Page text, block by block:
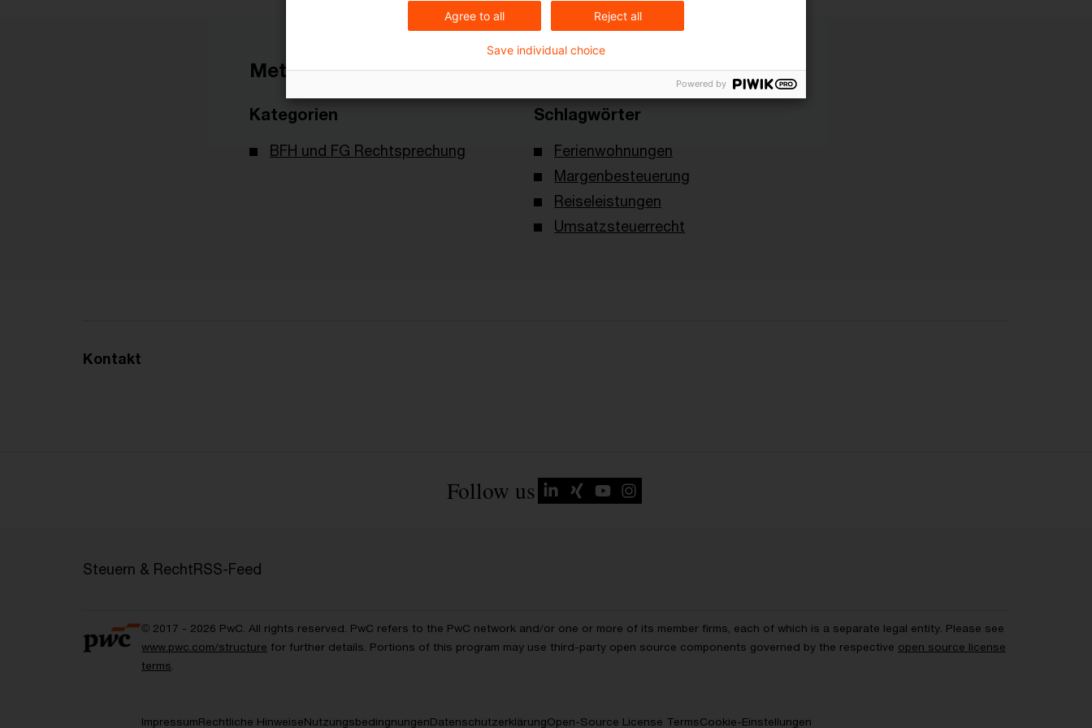
Metadaten
Kategorien
BFH und FG Rechtsprechung
Schlagwörter
Ferienwohnungen
Margenbesteuerung
Reiseleistungen
Umsatzsteuerrecht
Kontakt
Follow us
Steuern & RechtRSS-Feed
© 2017 - 2026 PwC. All rights reserved. PwC refers to the PwC network and/or one or more of its member firms, each of which is a separate legal entity. Please see
www.pwc.com/structure for further details. Portions of this program may use third-party open source components governed by the respective open source license
terms.
ImpressumRechtliche HinweiseNutzungsbedingnungenDatenschutzerklärungOpen-Source License TermsCookie-Einstellungen
Agree to all Reject all
Save individual choice
Powered by